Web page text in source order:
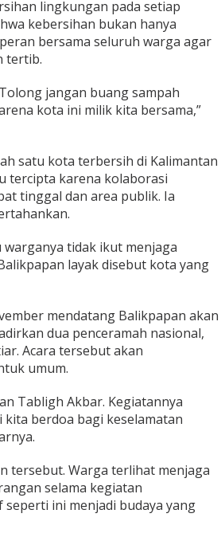
lingkungan pada setiap
kebersihan bukan hanya
bersama seluruh warga agar
tertib.
jangan buang sampah
kota ini milik kita bersama,”
satu kota terbersih di Kalimantan
tercipta karena kolaborasi
tinggal dan area publik. Ia
tidak ikut menjaga
layak disebut kota yang
mendatang Balikpapan akan
dua penceramah nasional,
Acara tersebut akan
umum.
Tabligh Akbar. Kegiatannya
berdoa bagi keselamatan
tersebut. Warga terlihat menjaga
selama kegiatan
ini menjadi budaya yang